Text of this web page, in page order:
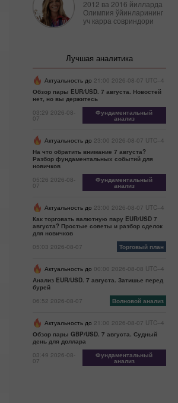
2012 ва 2016 йилларда
Олимпия ўйинларининг
уч карра совриндори
Лучшая аналитика
Актуальность до 21:00 2026-08-07 UTC--4
Обзор пары EUR/USD. 7 августа. Новостей
нет, но вы держитесь
03:29 2026-08-
07
Фундаментальный
анализ
Актуальность до 23:00 2026-08-07 UTC--4
На что обратить внимание 7 августа?
Разбор фундаментальных событий для
новичков
05:26 2026-08-
07
Фундаментальный
анализ
Актуальность до 23:00 2026-08-07 UTC--4
Как торговать валютную пару EUR/USD 7
августа? Простые советы и разбор сделок
для новичков
05:03 2026-08-07
Торговый план
Актуальность до 00:00 2026-08-08 UTC--4
Анализ EUR/USD. 7 августа. Затишье перед
бурей
06:52 2026-08-07
Волновой анализ
Актуальность до 21:00 2026-08-07 UTC--4
Обзор пары GBP/USD. 7 августа. Судный
день для доллара
03:49 2026-08-
07
Фундаментальный
анализ